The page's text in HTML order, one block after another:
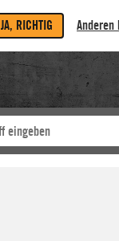
JA, RICHTIG Anderen